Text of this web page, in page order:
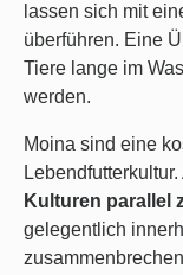
lassen sich mit
überführen. Eine
Tiere lange im
werden.
Moina sind eine
Kulturen parallel
gelegentlich